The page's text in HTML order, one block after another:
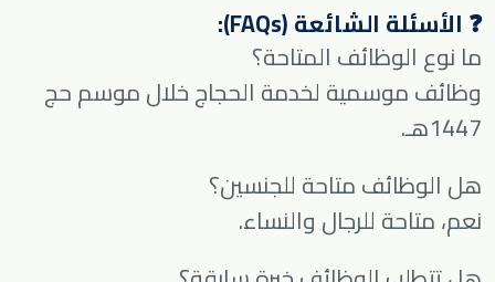
❓ الأسئلة الشائعة (FAQs):
ما نوع الوظائف المتاحة؟
وظائف موسمية لخدمة الحجاج خلال موسم حج
1447هـ.
هل الوظائف متاحة للجنسين؟
نعم، متاحة للرجال والنساء.